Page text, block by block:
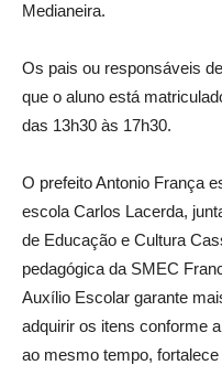
Medianeira.
Os pais ou responsáveis
que o aluno está
das 13h30 às 17h30.
O prefeito Antonio França
escola Carlos Lacerda,
de Educação e Cultura
pedagógica da SMEC
Auxílio Escolar garante
adquirir os itens conforme
ao mesmo tempo,